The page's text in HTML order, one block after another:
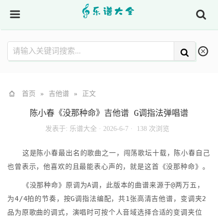
首页 » 吉他谱 » 正文
陈小春《没那种命》吉他谱 G调指法弹唱谱
发表于: 乐谱大全· 2026-6-7 · 138 次浏览
这是陈小春最出名的歌曲之一，闯荡歌坛十载，陈小春自己
也曾表示，他喜欢的且最能表心声的，就是这首《没那种命》。
《没那种命》原调为A调，此版本的曲谱来源于@两万五，
为4/4拍的节奏，按G调指法编配，共1张高清吉他谱，变调夹2
品为原歌曲的调式，演唱时可按个人音域选择合适的变调夹位